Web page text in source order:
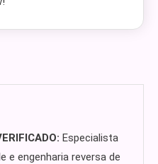
Especialista
e engenharia reversa de